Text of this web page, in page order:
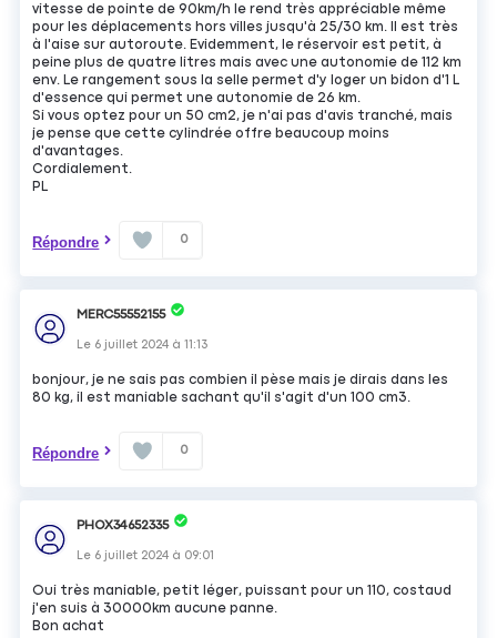
vitesse de pointe de 90km/h le rend très appréciable même
pour les déplacements hors villes jusqu'à 25/30 km. Il est très
à l'aise sur autoroute. Evidemment, le réservoir est petit, à
peine plus de quatre litres mais avec une autonomie de 112 km
env. Le rangement sous la selle permet d'y loger un bidon d'1 L
d'essence qui permet une autonomie de 26 km.
Si vous optez pour un 50 cm2, je n'ai pas d'avis tranché, mais
je pense que cette cylindrée offre beaucoup moins
d'avantages.
Cordialement.
PL
Répondre 0
MERC55552155
Le 6 juillet 2024 à11:13
bonjour, je ne sais pas combien il pèse mais je dirais dans les
80 kg, il est maniable sachant qu'il s'agit d'un 100 cm3.
Répondre 0
PHOX34652335
Le 6 juillet 2024 à 09:01
Oui très maniable, petit léger, puissant pour un 110, costaud
j'en suis à 30000km aucune panne.
Bon achat